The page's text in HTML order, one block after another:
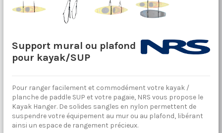
Support mural ou plafond
pour kayak/SUP
Pour ranger facilement et commodément votre kayak /
planche de paddle SUP et votre pagaie, NRS vous propose le
Kayak Hanger. De solides sangles en nylon permettent de
suspendre votre équipement au mur ou au plafond, libérant
ainsi un espace de rangement précieux.